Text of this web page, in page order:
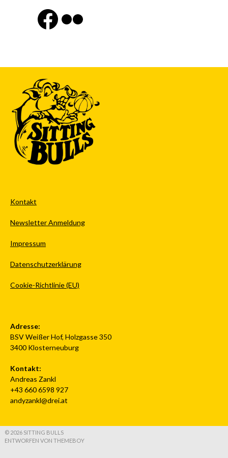
Finde uns auf Facebook
Flickr
Kontakt
Newsletter Anmeldung
Impressum
Datenschutzerklärung
Cookie-Richtlinie (EU)
Adresse:
BSV Weißer Hof, Holzgasse 350
3400 Klosterneuburg
Kontakt:
Andreas Zankl
+43 660 6598 927
andyzankl@drei.at
© 2026 SITTING BULLS
ENTWORFEN VON THEMEBOY